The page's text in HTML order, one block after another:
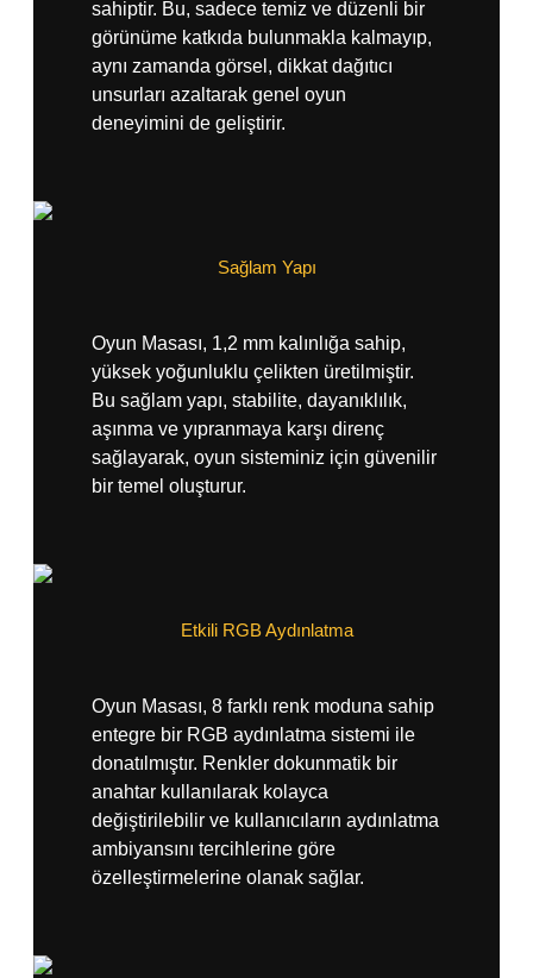
sahiptir. Bu, sadece temiz ve düzenli bir
görünüme katkıda bulunmakla kalmayıp,
aynı zamanda görsel, dikkat dağıtıcı
unsurları azaltarak genel oyun
deneyimini de geliştirir.
Sağlam Yapı
Oyun Masası, 1,2 mm kalınlığa sahip,
yüksek yoğunluklu çelikten üretilmiştir.
Bu sağlam yapı, stabilite, dayanıklılık,
aşınma ve yıpranmaya karşı direnç
sağlayarak, oyun sisteminiz için güvenilir
bir temel oluşturur.
Etkili RGB Aydınlatma
Oyun Masası, 8 farklı renk moduna sahip
entegre bir RGB aydınlatma sistemi ile
donatılmıştır. Renkler dokunmatik bir
anahtar kullanılarak kolayca
değiştirilebilir ve kullanıcıların aydınlatma
ambiyansını tercihlerine göre
özelleştirmelerine olanak sağlar.